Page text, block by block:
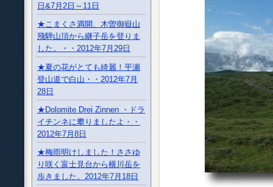
日&7月2日～11日
★こまくさ満開、木曽御嶽山
飛騨山頂から継子岳を登りま
した。・・2012年7月29日
★夏の花がとても綺麗！平瀬
登山道で白山・・2012年7月
28日
★Dolomite Drei Zinnen ・ドラ
イチンネに攀りましたよ・・
2012年7月8日
★梅雨明けしました！ささゆ
り咲く富士見台から横川岳を
歩きました。2012年7月18日